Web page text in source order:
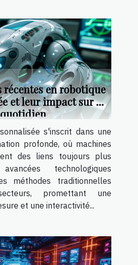
récentes en robotique
et leur impact sur le
quotidien
s'inscrit dans une
profonde, où machines
des liens toujours plus
technologiques
méthodes traditionnelles
promettant une
et une interactivité...